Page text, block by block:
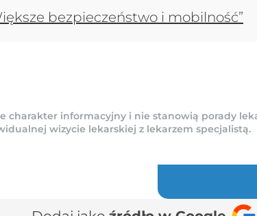
bezpieczeństwo i mobilność”
charakter informacyjny i nie stanowią porady
wizycie lekarskiej z lekarzem specjalistą.